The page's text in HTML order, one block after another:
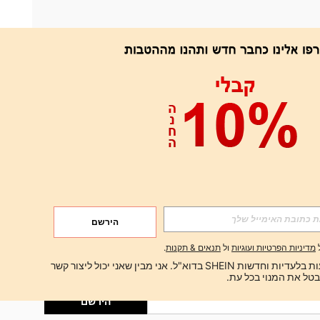
אפליקציה
הירשם
הירשם
הירשם
הירשם
מדיניות הפרטיות ועוגיות ול תנאים & תקנות.
ברצוני לקבל הצעות בלעדיות וחדשות SHEIN בדוא"ל. אני מבין שאני יכול ליצור קשר